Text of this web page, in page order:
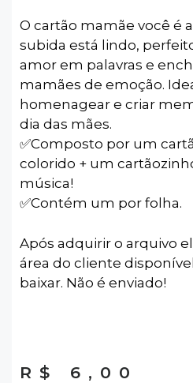
O cartão mamãe você é
subida está lindo,
amor em palavras e
mamães de emoção.
homenagear e criar
dia das mães.
✅️Composto por um
colorido + um
música!
✅️Contém um por folha.
Após adquirir o arquivo
área do cliente
baixar. Não é enviado!
R$ 6,00